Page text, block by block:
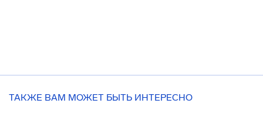
ТАКЖЕ ВАМ МОЖЕТ БЫТЬ ИНТЕРЕСНО